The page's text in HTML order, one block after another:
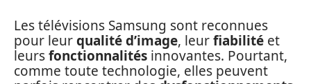
Les télévisions Samsung sont reconnues
pour leurqualité d’image, leurfiabilité et
leursfonctionnalités innovantes. Pourtant,
comme toute technologie, elles peuvent